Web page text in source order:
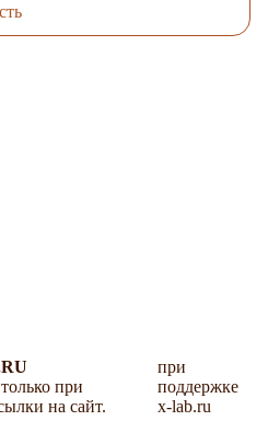
при
на сайт.
при
поддержке
x-lab.ru